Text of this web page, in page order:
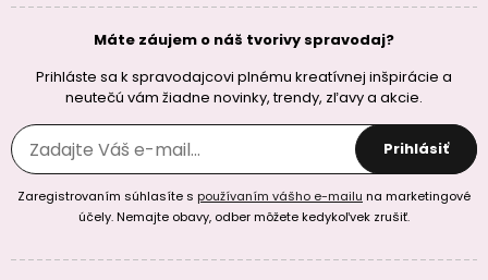
Máte záujem o náš tvorivy spravodaj?
Prihláste sa k spravodajcovi plnému kreatívnej inšpirácie a
neutečú vám žiadne novinky, trendy, zľavy a akcie.
Prihlásiť
Zaregistrovaním súhlasíte s používaním vášho e-mailu na marketingové
účely. Nemajte obavy, odber môžete kedykoľvek zrušiť.